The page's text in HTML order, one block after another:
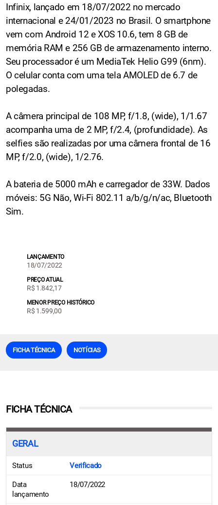
LANÇAMENTO
18/07/2022
PREÇO ATUAL
R$ 1.842,17
MENOR PREÇO HISTÓRICO
R$ 1.599,00
Infinix, lançado em 18/07/2022 no mercado
internacional e 24/01/2023 no Brasil. O smartphone
vem com Android 12 e XOS 10.6, tem 8 GB de
memória RAM e 256 GB de armazenamento interno.
Seu processador é um MediaTek Helio G99 (6nm).
O celular conta com uma tela AMOLED de 6.7 de
polegadas.
A câmera principal de 108 MP, f/1.8, (wide), 1/1.67
acompanha uma de 2 MP, f/2.4, (profundidade). As
selfies são realizadas por uma câmera frontal de 16
MP, f/2.0, (wide), 1/2.76.
A bateria de 5000 mAh e carregador de 33W. Dados
móveis: 5G Não, Wi-Fi 802.11 a/b/g/n/ac, Bluetooth
Sim.
FICHA TÉCNICA NOTÍCIAS
FICHA TÉCNICA
GERAL
Status Verificado
Data
lançamento
18/07/2022